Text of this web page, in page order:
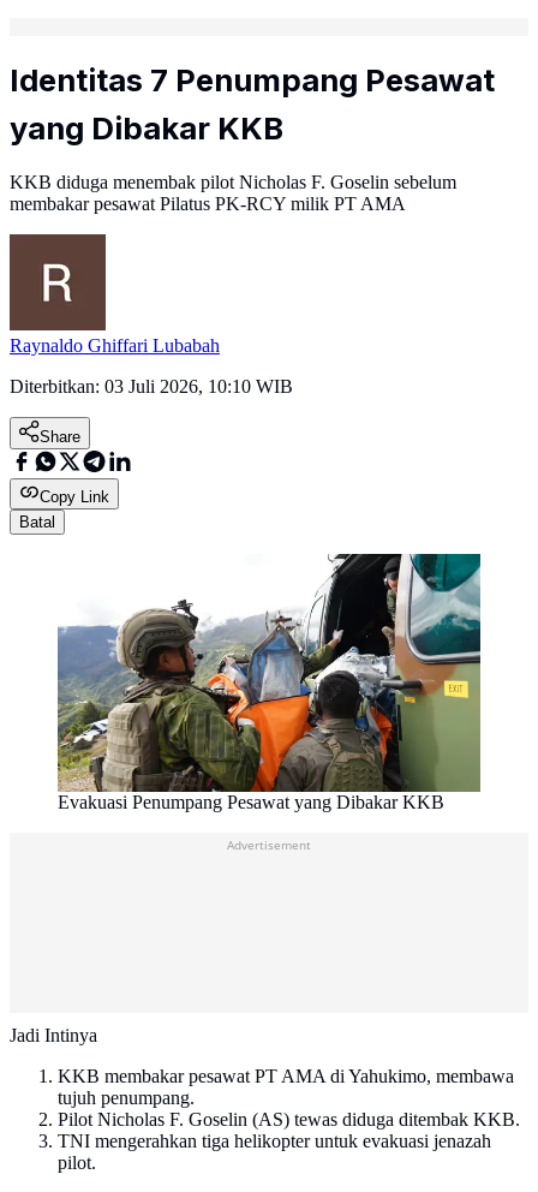
Identitas 7 Penumpang Pesawat
yang Dibakar KKB
KKB diduga menembak pilot Nicholas F. Goselin sebelum
membakar pesawat Pilatus PK-RCY milik PT AMA
Raynaldo Ghiffari Lubabah
Diterbitkan: 03 Juli 2026, 10:10 WIB
Share
Copy Link
Batal
Evakuasi Penumpang Pesawat yang Dibakar KKB
Advertisement
Jadi Intinya
KKB membakar pesawat PT AMA di Yahukimo, membawa
tujuh penumpang.
Pilot Nicholas F. Goselin (AS) tewas diduga ditembak KKB.
TNI mengerahkan tiga helikopter untuk evakuasi jenazah
pilot.